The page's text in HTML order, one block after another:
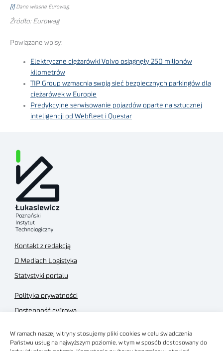
W ramach naszej witryny stosujemy pliki cookies w celu świadczenia
Państwu usług na najwyższym poziomie, w tym w sposób dostosowany do
[1]Dane własne Eurowag.
Źródło: Eurowag
Powiązane wpisy:
Elektryczne ciężarówki Volvo osiągnęły 250 milionów
kilometrów
TIP Group wzmacnia swoją sieć bezpiecznych parkingów dla
ciężarówek w Europie
Predykcyjne serwisowanie pojazdów oparte na sztucznej
inteligencji od Webfleet i Questar
Kontakt z redakcją
O Mediach Logistyka
Statystyki portalu
Polityka prywatności
Dostępność cyfrowa
Regulamin sklepu